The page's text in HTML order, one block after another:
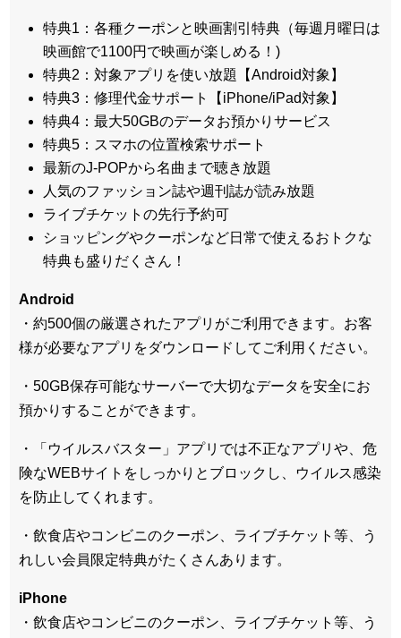
特典1：各種クーポンと映画割引特典（毎週月曜日は
映画館で1100円で映画が楽しめる！)
特典2：対象アプリを使い放題【Android対象】
特典3：修理代金サポート【iPhone/iPad対象】
特典4：最大50GBのデータお預かりサービス
特典5：スマホの位置検索サポート
最新のJ-POPから名曲まで聴き放題
人気のファッション誌や週刊誌が読み放題
ライブチケットの先行予約可
ショッピングやクーポンなど日常で使えるおトクな
特典も盛りだくさん！
Android
・約500個の厳選されたアプリがご利用できます。お客
様が必要なアプリをダウンロードしてご利用ください。
・50GB保存可能なサーバーで大切なデータを安全にお
預かりすることができます。
・「ウイルスバスター」アプリでは不正なアプリや、危
険なWEBサイトをしっかりとブロックし、ウイルス感染
を防止してくれます。
・飲食店やコンビニのクーポン、ライブチケット等、う
れしい会員限定特典がたくさんあります。
iPhone
・飲食店やコンビニのクーポン、ライブチケット等、う